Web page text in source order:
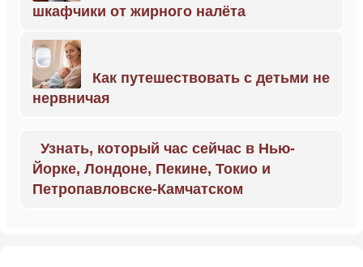
шкафчики от жирного налёта
Как путешествовать с детьми не
нервничая
Узнать, который час сейчас в Нью-
Йорке, Лондоне, Пекине, Токио и
Петропавловске-Камчатском